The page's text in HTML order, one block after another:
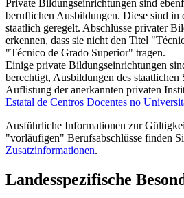
Private Bildungseinrichtungen sind
beruflichen Ausbildungen. Diese sind in
staatlich geregelt. Abschlüsse privater
erkennen, dass sie nicht den Titel
"Técnico de Grado Superior" tragen.
Einige private Bildungseinrichtungen
berechtigt, Ausbildungen des staatlichen
Auflistung der anerkannten privaten
Estatal de Centros Docentes no
Ausführliche Informationen zur
"vorläufigen" Berufsabschlüsse finden
Zusatzinformationen.
Landesspezifische